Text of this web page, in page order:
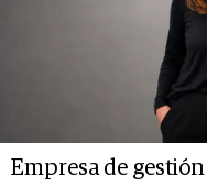
Empresa de